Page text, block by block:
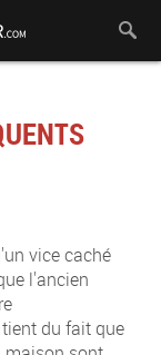
vice caché
l'ancien
du fait que